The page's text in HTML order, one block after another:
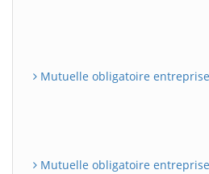
Mutuelle obligatoire
Mutuelle obligatoire